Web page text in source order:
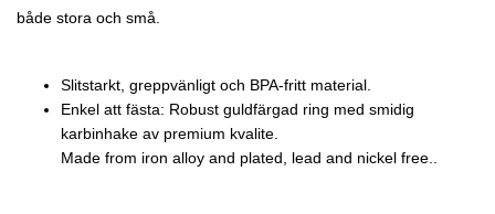
både stora och små.
Slitstarkt, greppvänligt och BPA-fritt material.
Enkel att fästa: Robust guldfärgad ring med smidig
karbinhake av premium kvalite.
Made from iron alloy and plated, lead and nickel free..